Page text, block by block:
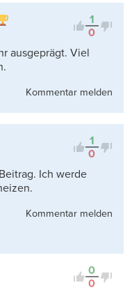
1
0
ausgeprägt. Viel
Kommentar melden
1
0
Ich werde
Kommentar melden
0
0